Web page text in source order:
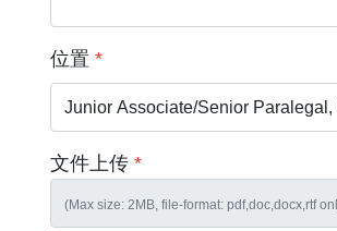
位置 *
文件上传*